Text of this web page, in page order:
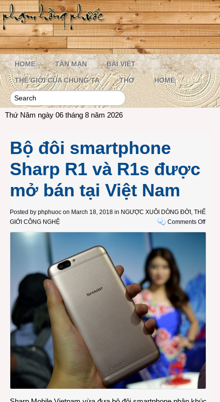
HOME TẢN MẠN BÀI VIẾT
THẾ GIỚI CỦA CHÚNG TA THƠ HOME
Thứ Năm ngày 06 tháng 8 năm 2026
Bộ đôi smartphone
Sharp R1 và R1s được
mở bán tại Việt Nam
Posted by phphuoc on March 18, 2018 in NGƯỢC XUÔI DÒNG ĐỜI , THẾ
GIỚI CÔNG NGHỆ
Comments Offon
Bộ
được
mở
tại
Việt